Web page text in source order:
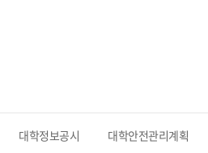
대학정보공시 대학안전관리계획